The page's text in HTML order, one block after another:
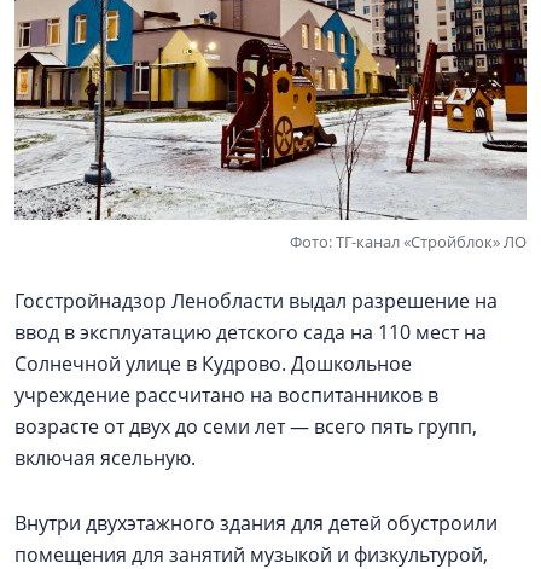
Фото: ТГ-канал «Стройблок» ЛО
Госстройнадзор Ленобласти выдал разрешение на
ввод в эксплуатацию детского сада на 110 мест на
Солнечной улице в Кудрово. Дошкольное
учреждение рассчитано на воспитанников в
возрасте от двух до семи лет — всего пять групп,
включая ясельную.
Внутри двухэтажного здания для детей обустроили
помещения для занятий музыкой и физкультурой,